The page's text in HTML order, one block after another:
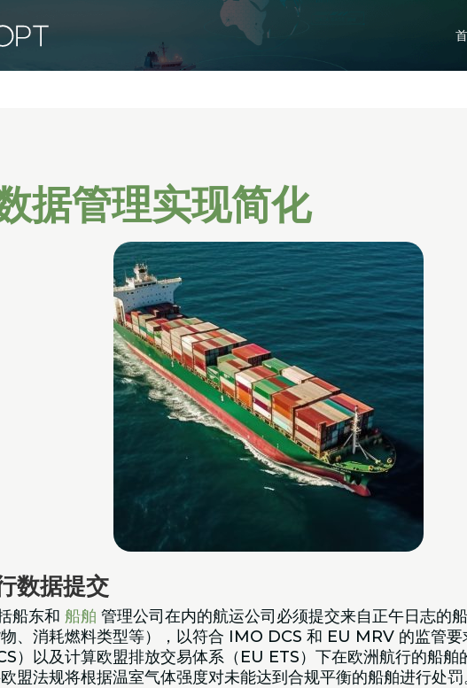
据管理实现简化
数据提交
船东和船舶 管理公司在内的航运公司必须提交来自正午日志的
、消耗燃料类型等），以符合 IMO DCS 和 EU MRV 的监管
）以及计算欧盟排放交易体系（EU ETS）下在欧洲航行的船
盟法规将根据温室气体强度对未能达到合规平衡的船舶进行处罚